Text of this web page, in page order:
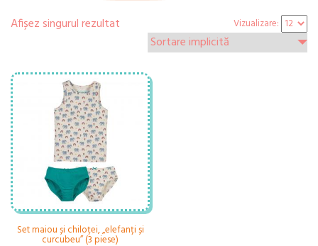
Afișez singurul rezultat Vizualizare:
Set maiou și chiloței, „elefanți și
curcubeu” (3 piese)